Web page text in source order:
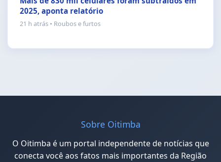
2025, aponta relatório
21 h atrás • Roubos e furtos
Sobre Oitimba
O Oitimba é um portal independente de notícias que
conecta você aos fatos mais importantes da Região